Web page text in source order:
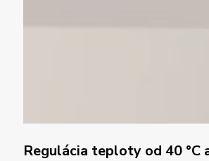
Regulácia teploty od 40 °C